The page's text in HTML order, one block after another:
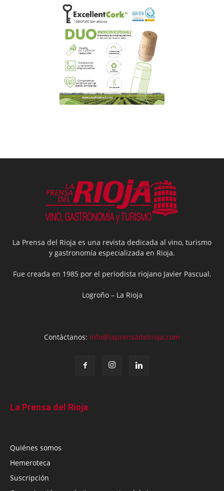
La Prensa del Rioja es una revista dedicada al vino, turismo
y gastronomía especializada en Rioja.
Fue creada en 1985 por el periodista riojano Javier Pascual.
Logroño – La Rioja
Contáctanos: info@laprensadelrioja.com
La Prensa del Rioja
Quiénes somos
Hemeroteca
Suscripción